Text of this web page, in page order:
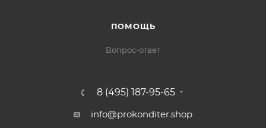
ПОМОЩЬ
Вопрос-ответ
8 (495) 187-95-65
info@prokonditer.shop